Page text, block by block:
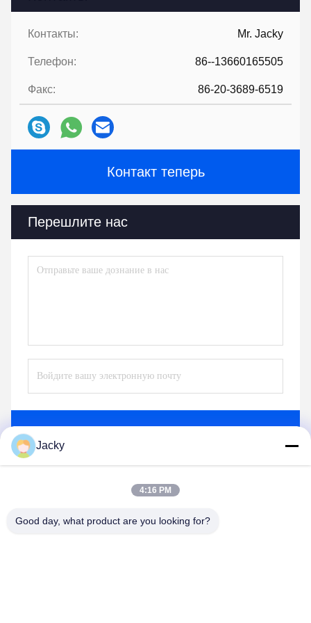
Контакты: Mr. Jacky
Телефон: 86--13660165505
Факс: 86-20-3689-6519
Контакт теперь
Перешлите нас
Jacky
4:16 PM
Good day, what product are you looking for?